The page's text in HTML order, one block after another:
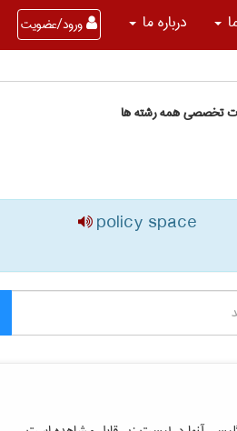
درباره ما ورود/عضویت
تخصصی همه رشته ها
policy space